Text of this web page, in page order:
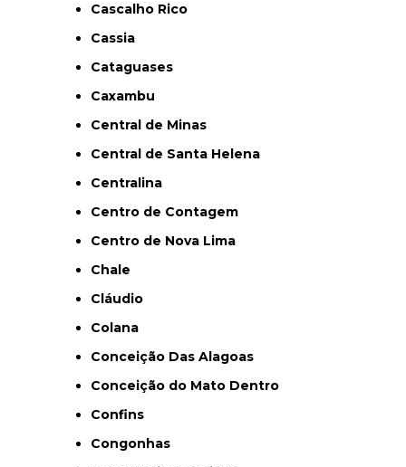
Cascalho Rico
Cassia
Cataguases
Caxambu
Central de Minas
Central de Santa Helena
Centralina
Centro de Contagem
Centro de Nova Lima
Chale
Cláudio
Colana
Conceição Das Alagoas
Conceição do Mato Dentro
Confins
Congonhas